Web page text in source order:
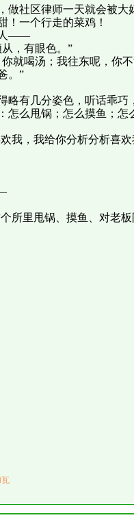
做社区律师一天就会被大
！一个行走的菜鸡！
人——
，有眼色。”
你就喝汤；我往东呢，你
。”
略有几分姿色，听话乖巧
怎么甩锅；怎么摸鱼；怎
我，我给你分析分析喜
所里甩锅、摸鱼、对老